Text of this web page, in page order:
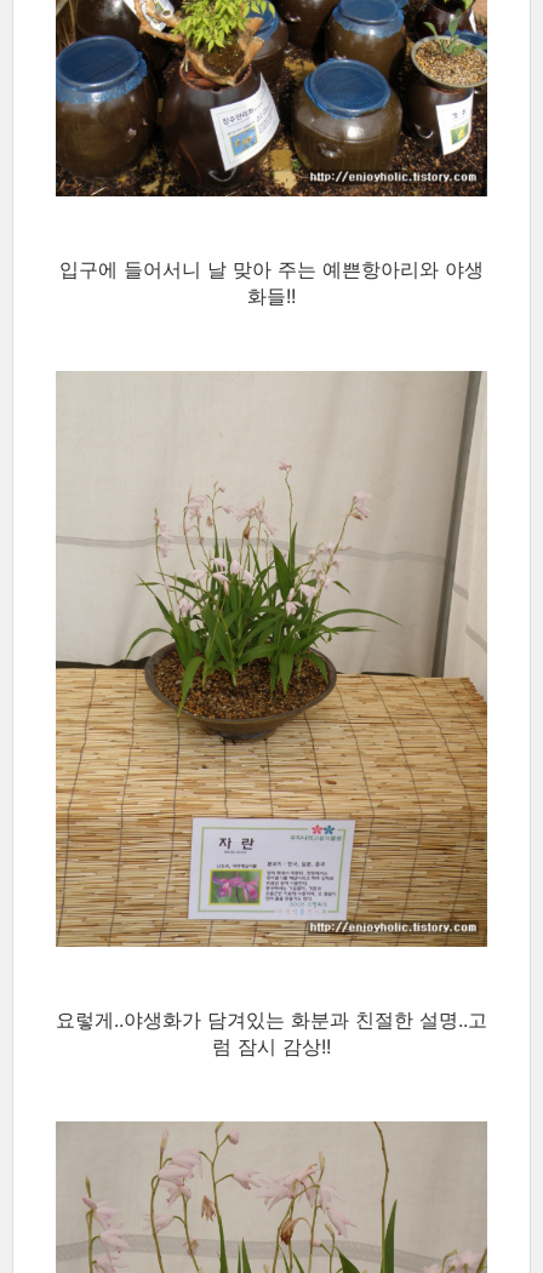
입구에 들어서니 날 맞아 주는 예쁜항아리와 야생
화들!!
요렇게..야생화가 담겨있는 화분과 친절한 설명..고
럼 잠시 감상!!